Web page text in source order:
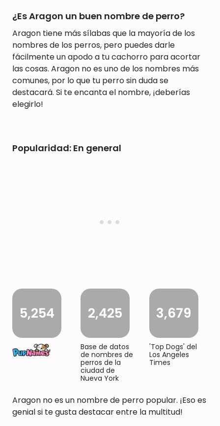
¿Es Aragon un buen nombre de perro?
Aragon tiene más sílabas que la mayoría de los
nombres de los perros, pero puedes darle
fácilmente un apodo a tu cachorro para acortar
las cosas. Aragon no es uno de los nombres más
comunes, por lo que tu perro sin duda se
destacará. Si te encanta el nombre, ¡deberías
elegirlo!
Popularidad: En general
5,254 2,425
Base de datos
de nombres de
perros de la
ciudad de
Nueva York
3,679
'Top Dogs' del
Los Angeles
Times
Aragon no es un nombre de perro popular. ¡Eso es
genial si te gusta destacar entre la multitud!